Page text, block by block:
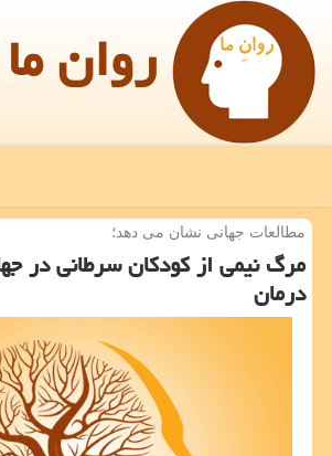
روان ما
مطالعات جهانی نشان می دهد؛
مرگ نیمی از كودكان سرطانی در
درمان